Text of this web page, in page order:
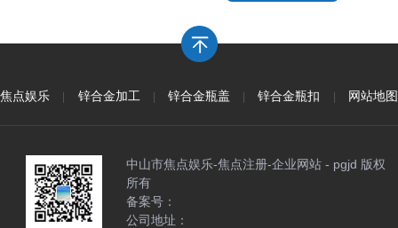
焦点娱乐 锌合金加工 锌合金瓶盖 锌合金瓶扣 网站地图
中山市焦点娱乐-焦点注册-企业网站 - pgjd 版权
所有
备案号：
公司地址：